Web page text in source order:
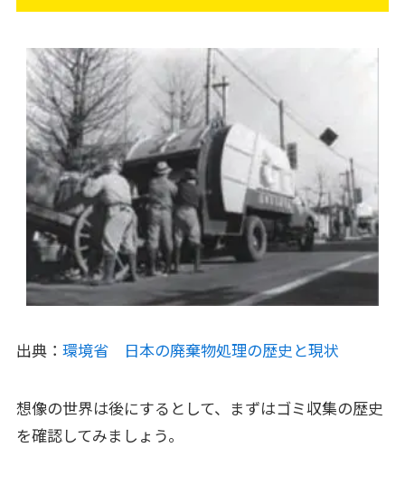
出典： 環境省 日本の廃棄物処理の歴史と現状
想像の世界は後にするとして、まずはゴミ収集の歴史
を確認してみましょう。